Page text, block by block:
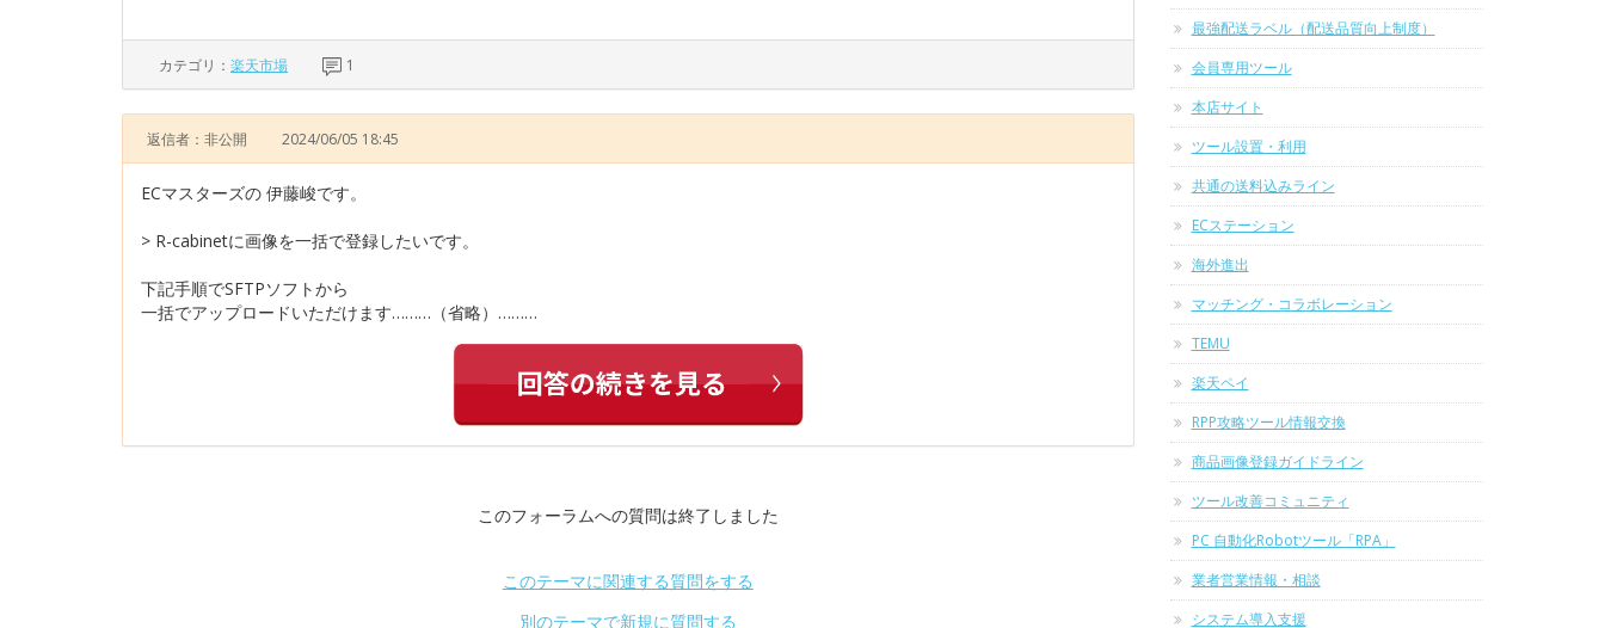
カテゴリ： 楽天市場 1
返信者：非公開 2024/06/05 18:45
ECマスターズの 伊藤峻です。
> R-cabinetに画像を一括で登録したいです。
下記手順でSFTPソフトから
一括でアップロードいただけます………（省略）………
このフォーラムへの質問は終了しました
このテーマに関連する質問をする
別のテーマで新規に質問する
最強配送ラベル（配送品質向上制度）
会員専用ツール
本店サイト
ツール設置・利用
共通の送料込みライン
ECステーション
海外進出
マッチング・コラボレーション
TEMU
楽天ペイ
RPP攻略ツール情報交換
商品画像登録ガイドライン
ツール改善コミュニティ
PC 自動化Robotツール「RPA」
業者営業情報・相談
システム導入支援